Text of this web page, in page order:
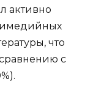
активно
что
с